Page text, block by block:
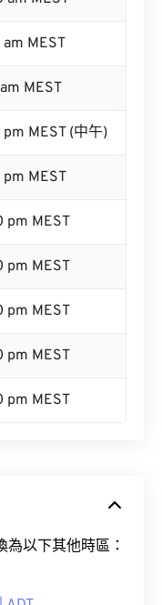
MEST
MEST
MEST (中午)
pm MEST
pm MEST
pm MEST
pm MEST
pm MEST
pm MEST
以下其他時區：